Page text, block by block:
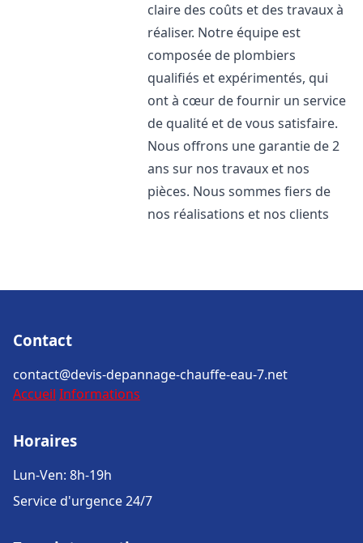
claire des coûts et des travaux à
réaliser. Notre équipe est
composée de plombiers
qualifiés et expérimentés, qui
ont à cœur de fournir un service
de qualité et de vous satisfaire.
Nous offrons une garantie de 2
ans sur nos travaux et nos
pièces. Nous sommes fiers de
nos réalisations et nos clients
Contact
contact@devis-depannage-chauffe-eau-7.net
Accueil Informations
Horaires
Lun-Ven: 8h-19h
Service d'urgence 24/7